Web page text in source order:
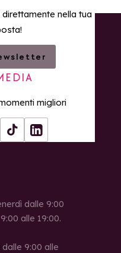
nella tua
migliori
Tiktok LinkedIn
dalle 9:00
alle 19:00.
9:00 alle